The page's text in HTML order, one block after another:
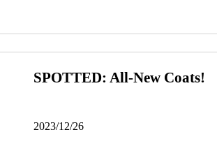
SPOTTED: All-New Coats!
2023/12/26